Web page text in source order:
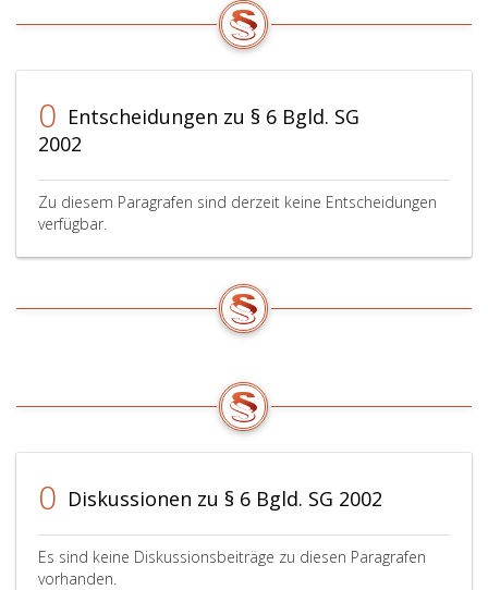
0 Entscheidungen zu § 6 Bgld. SG
2002
Zu diesem Paragrafen sind derzeit keine Entscheidungen
verfügbar.
0 Diskussionen zu § 6 Bgld. SG 2002
Es sind keine Diskussionsbeiträge zu diesen Paragrafen
vorhanden.